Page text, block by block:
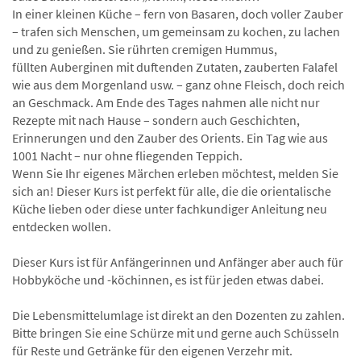
In einer kleinen Küche – fern von Basaren, doch voller Zauber
– trafen sich Menschen, um gemeinsam zu kochen, zu lachen
und zu genießen. Sie rührten cremigen Hummus,
füllten Auberginen mit duftenden Zutaten, zauberten Falafel
wie aus dem Morgenland usw. – ganz ohne Fleisch, doch reich
an Geschmack. Am Ende des Tages nahmen alle nicht nur
Rezepte mit nach Hause – sondern auch Geschichten,
Erinnerungen und den Zauber des Orients. Ein Tag wie aus
1001 Nacht – nur ohne fliegenden Teppich.
Wenn Sie Ihr eigenes Märchen erleben möchtest, melden Sie
sich an! Dieser Kurs ist perfekt für alle, die die orientalische
Küche lieben oder diese unter fachkundiger Anleitung neu
entdecken wollen.
Dieser Kurs ist für Anfängerinnen und Anfänger aber auch für
Hobbyköche und -köchinnen, es ist für jeden etwas dabei.
Die Lebensmittelumlage ist direkt an den Dozenten zu zahlen.
Bitte bringen Sie eine Schürze mit und gerne auch Schüsseln
für Reste und Getränke für den eigenen Verzehr mit.